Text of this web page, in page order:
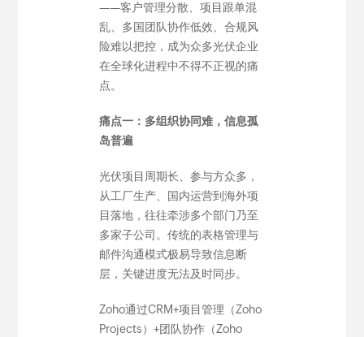
——客户管理分散、项目跟单混
乱、多国团队协作低效、合规风
险难以把控，成为众多光伏企业
在全球化进程中不得不正视的痛
点。
痛点一：多组织协同难，信息孤
岛普遍
光伏项目周期长、参与方众多，
从工厂生产、国内运营到海外项
目落地，往往牵涉多个部门乃至
多家子公司。传统的表格管理与
邮件沟通模式极易导致信息断
层，关键进度无法及时同步。
Zoho通过CRM+项目管理（Zoho
Projects）+团队协作（Zoho